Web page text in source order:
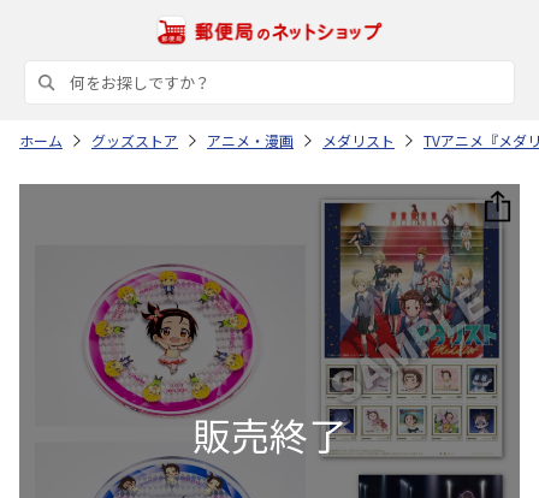
ホーム グッズストア アニメ・漫画 メダリスト TVアニメ『メダ